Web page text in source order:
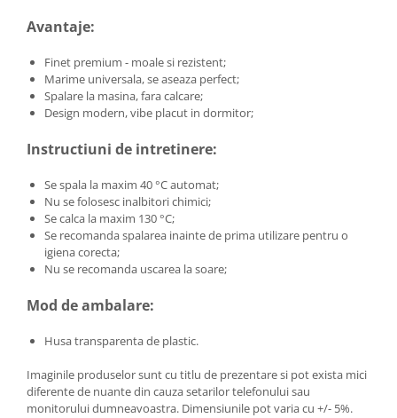
Avantaje:
Finet premium - moale si rezistent;
Marime universala, se aseaza perfect;
Spalare la masina, fara calcare;
Design modern, vibe placut in dormitor;
Instructiuni de intretinere:
Se spala la maxim 40 °C automat;
Nu se folosesc inalbitori chimici;
Se calca la maxim 130 °C;
Se recomanda spalarea inainte de prima utilizare pentru o
igiena corecta;
Nu se recomanda uscarea la soare;
Mod de ambalare:
Husa transparenta de plastic.
Imaginile produselor sunt cu titlu de prezentare si pot exista mici
diferente de nuante din cauza setarilor telefonului sau
monitorului dumneavoastra. Dimensiunile pot varia cu +/- 5%.